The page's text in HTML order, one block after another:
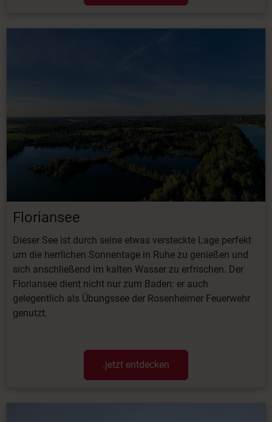
Floriansee
Dieser See ist durch seine etwas versteckte Lage perfekt
um die herrlichen Sonnentage in Ruhe zu genießen und
sich anschließend im kalten Wasser zu erfrischen. Der
Floriansee dient nicht nur zum Baden: er auch
gelegentlich als Übungssee der Rosenheimer Feuerwehr
genutzt.
.jetzt entdecken